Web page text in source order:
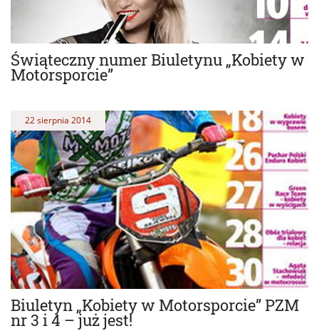
Świąteczny numer Biuletynu „Kobiety w
Motorsporcie”
Biuletyn „Kobiety w Motorsporcie” PZM
nr 3 i 4 – już jest!
22 sierpnia 2014